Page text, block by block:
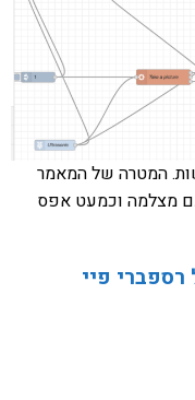
המטרה של המאמר
מצלמה וכמעט אפס
פיי